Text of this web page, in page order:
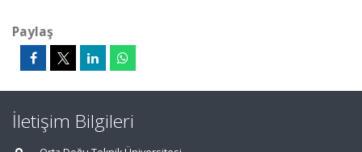
Paylaş
İletişim Bilgileri